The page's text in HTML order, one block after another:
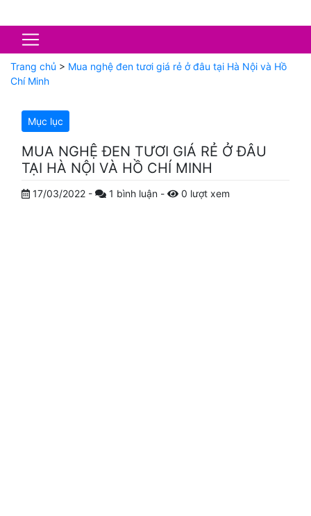
Trang chủ > Mua nghệ đen tươi giá rẻ ở đâu tại Hà Nội và Hồ
Chí Minh
Mục lục
MUA NGHỆ ĐEN TƯƠI GIÁ RẺ Ở ĐÂU
TẠI HÀ NỘI VÀ HỒ CHÍ MINH
17/03/2022 - 1 bình luận - 0 lượt xem